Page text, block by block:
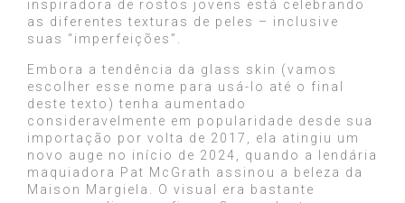
inspiradora de rostos jovens está celebrando
as diferentes texturas de peles – inclusive
suas “imperfeições”.
Embora a tendência da glass skin (vamos
escolher esse nome para usá-lo até o final
deste texto) tenha aumentado
consideravelmente em popularidade desde sua
importação por volta de 2017, ela atingiu um
novo auge no início de 2024, quando a lendária
maquiadora Pat McGrath assinou a beleza da
Maison Margiela. O visual era bastante